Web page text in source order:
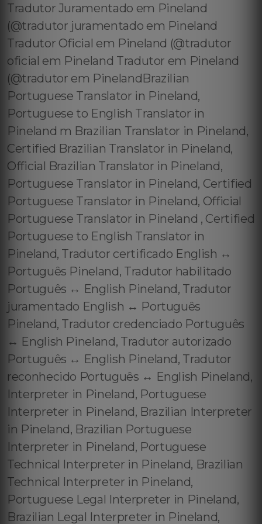
Tradutor Juramentado em Pineland
(@tradutor juramentado em Pineland
Tradutor Oficial em Pineland (@tradutor
oficial em Pineland Tradutor em Pineland
(@tradutor em PinelandBrazilian
Portuguese Translator in Pineland,
Portuguese to English Translator in
Pineland m Brazilian Translator in Pineland,
Certified Brazilian Translator in Pineland,
Official Brazilian Translator in Pineland,
Portuguese Translator in Pineland, Certified
Portuguese Translator in Pineland, Official
Portuguese Translator in Pineland , Certified
Portuguese to English Translator in
Pineland, Tradutor certificado English ↔️
Português Pineland, Tradutor habilitado
Português ↔️ English Pineland, Tradutor
juramentado English ↔️ Português
Pineland, Tradutor credenciado Português
↔️ English Pineland, Tradutor autorizado
Português ↔️ English Pineland, Tradutor
reconhecido Português ↔️ English Pineland,
Interpreter in Pineland, Portuguese
Interpreter in Pineland, Brazilian Interpreter
in Pineland, Brazilian Portuguese
Interpreter in Pineland, Portuguese
Technical Interpreter in Pineland, Brazilian
Technical Interpreter in Pineland,
Portuguese Legal Interpreter in Pineland,
Brazilian Legal Interpreter in Pineland,